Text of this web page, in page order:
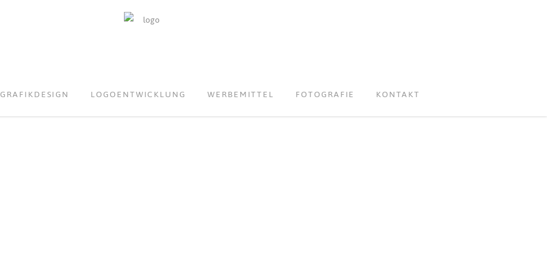
GRAFIKDESIGN LOGOENTWICKLUNG WERBEMITTEL FOTOGRAFIE KONTAKT